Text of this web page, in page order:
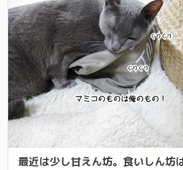
最近は少し甘えん坊。食いしん坊